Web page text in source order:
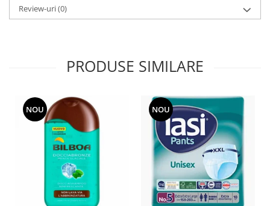
Adeziv dentar si ingrijire proteza
Geluri si deodorante igiena intima
Produse manichiura & pedichiura
Oja si lac de unghii
Accesorii manichiura & pedichiura
Scutece adulti
Seturi cadou
Review-uri(0)
PRODUSE SIMILARE
NOU NOU